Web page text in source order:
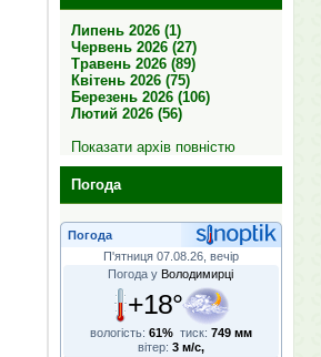
Липень 2026 (1)
Червень 2026 (27)
Травень 2026 (89)
Квітень 2026 (75)
Березень 2026 (106)
Лютий 2026 (56)
Показати архів повністю
Погода
Погода
П'ятниця 07.08.26, вечір
Погода у Володимирці
+18°
вологість: 61% тиск: 749 мм
вітер: 3 м/с,